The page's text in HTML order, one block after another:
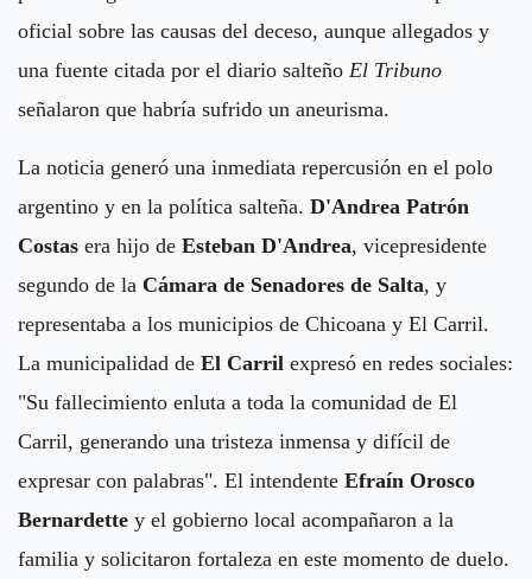
oficial sobre las causas del deceso, aunque allegados y
una fuente citada por el diario salteño El Tribuno
señalaron que habría sufrido un aneurisma.
La noticia generó una inmediata repercusión en el polo
argentino y en la política salteña. D'Andrea Patrón
Costas era hijo de Esteban D'Andrea, vicepresidente
segundo de la Cámara de Senadores de Salta, y
representaba a los municipios de Chicoana y El Carril.
La municipalidad de El Carril expresó en redes sociales:
"Su fallecimiento enluta a toda la comunidad de El
Carril, generando una tristeza inmensa y difícil de
expresar con palabras". El intendente Efraín Orosco
Bernardette y el gobierno local acompañaron a la
familia y solicitaron fortaleza en este momento de duelo.